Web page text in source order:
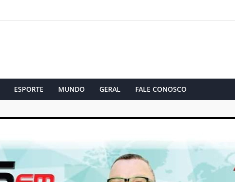
ESPORTE MUNDO GERAL FALE CONOSCO